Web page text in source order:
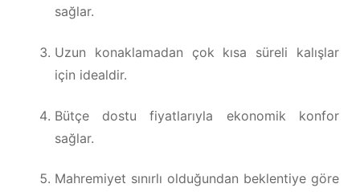
sağlar.
Uzun konaklamadan çok kısa süreli kalışlar
için idealdir.
Bütçe dostu fiyatlarıyla ekonomik konfor
sağlar.
Mahremiyet sınırlı olduğundan beklentiye göre